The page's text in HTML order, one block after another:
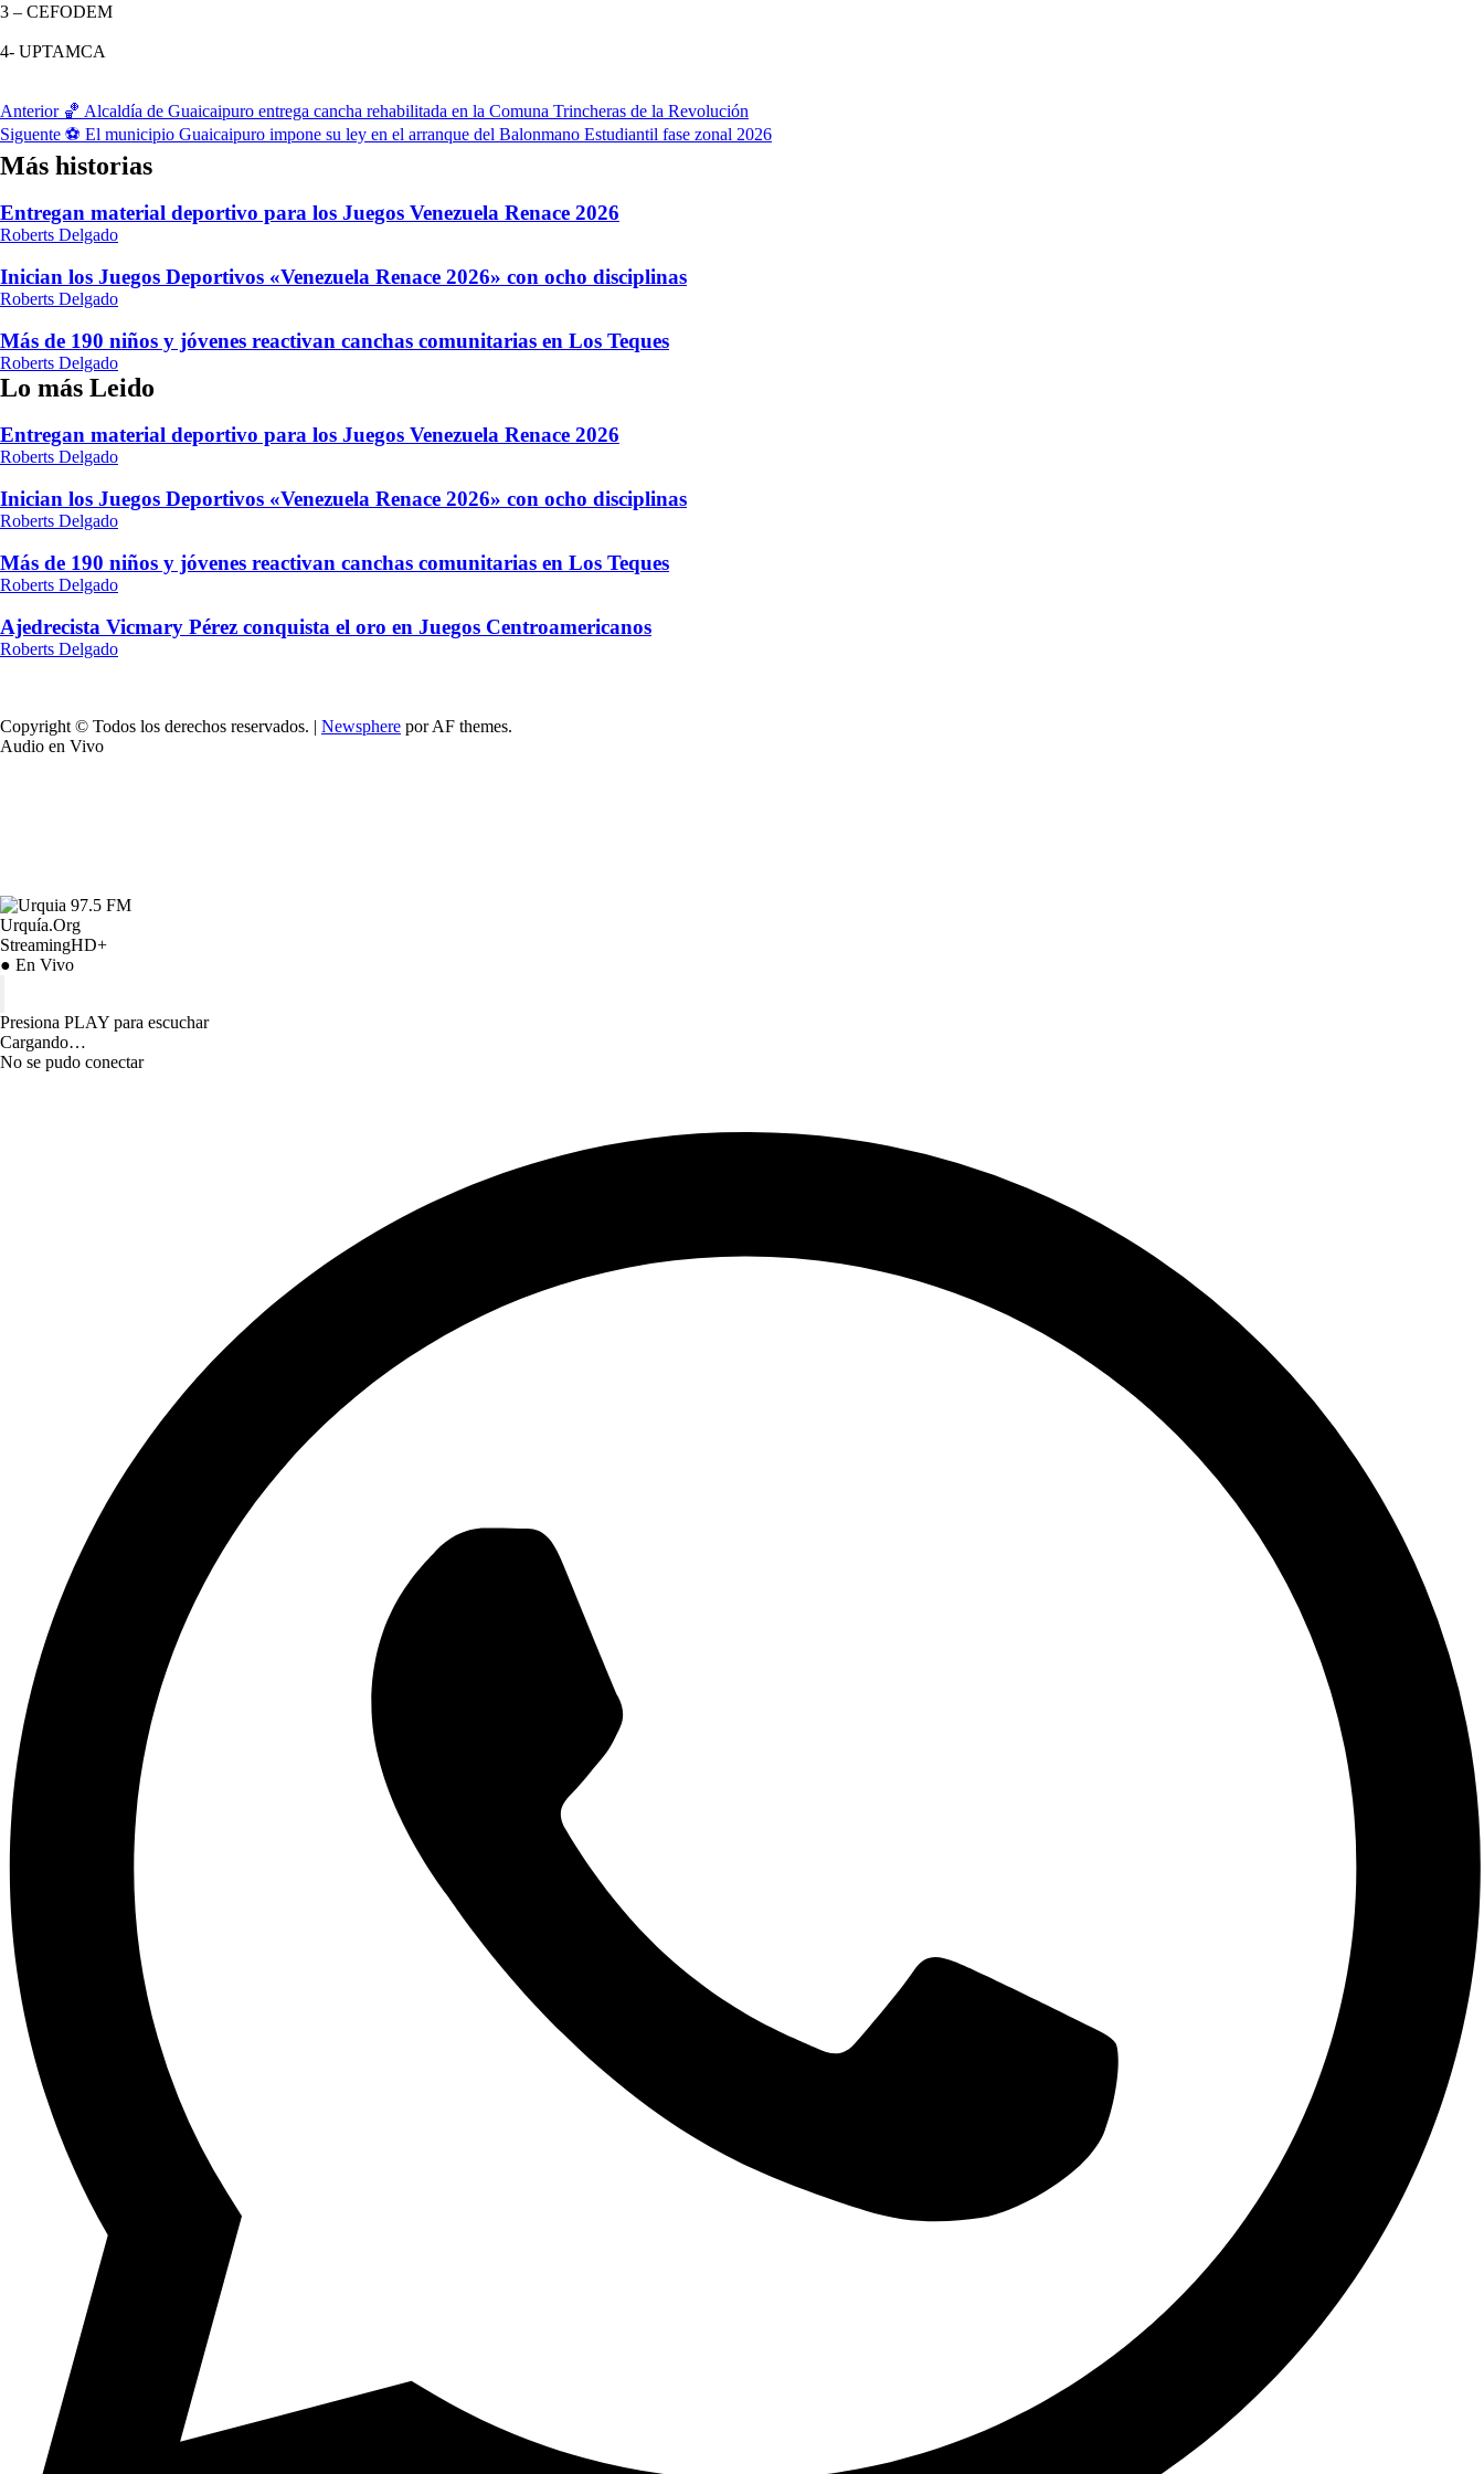
‎3 – CEFODEM
‎4- UPTAMCA
Navegación
de
entradas
Anterior‎🏀 Alcaldía de Guaicaipuro entrega cancha rehabilitada en la Comuna Trincheras de la Revolución
Siguente ⚽ El municipio Guaicaipuro impone su ley en el arranque del Balonmano Estudiantil fase zonal 2026
Más historias
Entregan material deportivo para los Juegos Venezuela Renace 2026
Roberts Delgado
Inician los Juegos Deportivos «Venezuela Renace 2026» con ocho disciplinas
Roberts Delgado
Más de 190 niños y jóvenes reactivan canchas comunitarias en Los Teques
Roberts Delgado
Lo más Leido
Entregan material deportivo para los Juegos Venezuela Renace 2026
Roberts Delgado
Inician los Juegos Deportivos «Venezuela Renace 2026» con ocho disciplinas
Roberts Delgado
Más de 190 niños y jóvenes reactivan canchas comunitarias en Los Teques
Roberts Delgado
Ajedrecista Vicmary Pérez conquista el oro en Juegos Centroamericanos
Roberts Delgado
Copyright © Todos los derechos reservados. | Newsphere por AF themes.
Audio en Vivo
Urquía.Org
StreamingHD+
● En Vivo
Presiona PLAY para escuchar
Cargando…
No se pudo conectar